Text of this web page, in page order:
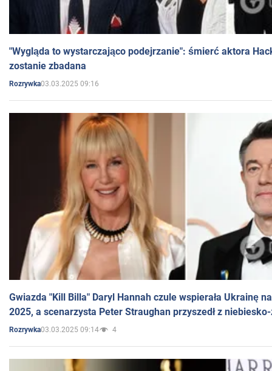
"Wygląda to wystarczająco podejrzanie": śmierć aktora
zostanie zbadana
Rozrywka03.03.2025 09:16
Gwiazda "Kill Billa" Daryl Hannah czule wspierała Ukrainę
2025, a scenarzysta Peter Straughan przyszedł z
Rozrywka03.03.2025 09:14 4